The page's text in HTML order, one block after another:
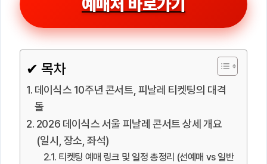
예매처 바로가기
✔ 목차
데이식스 10주년 콘서트, 피날레 티켓팅의 대격
돌
2026 데이식스 서울 피날레 콘서트 상세 개요
(일시, 장소, 좌석)
티켓팅 예매 링크 및 일정 총정리 (선예매 vs 일반